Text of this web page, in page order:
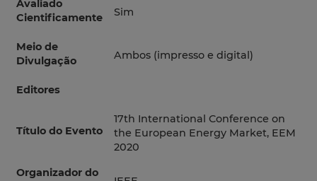
Avaliado
Cientificamente
Sim
Meio de
Divulgação
Ambos (impresso e digital)
Editores
Título do Evento
17th International Conference on
the European Energy Market, EEM
2020
Organizador do